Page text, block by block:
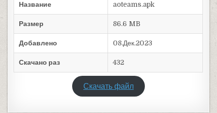
Название aoteams.apk
Размер 86.6 MB
Добавлено 08.Дек.2023
Скачано раз 432
Скачать файл